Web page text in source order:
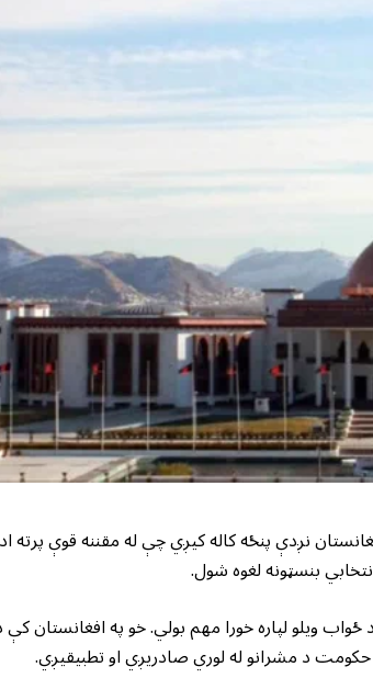
نږدې پنځه کاله کیږي چې له مقننه قوې پرته
بنسټونه لغوه شول.
ویلو لپاره خورا مهم بولي. خو په افغانستان
د مشرانو له لوري صادریږي او تطبیقیږي.